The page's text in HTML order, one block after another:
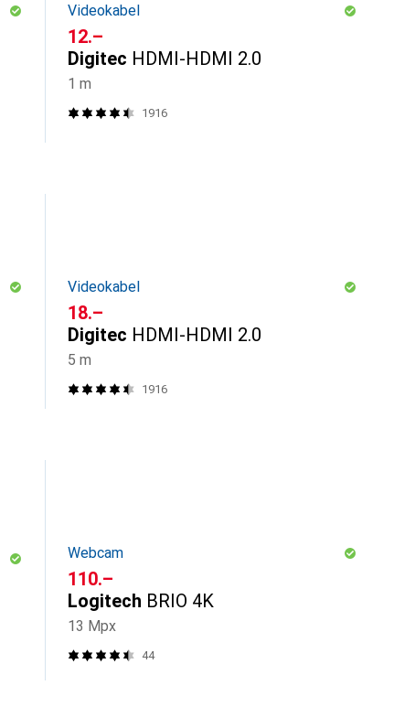
Videokabel
CHF
12.–
Digitec HDMI-HDMI 2.0
1 m
1916
Videokabel
CHF
18.–
Digitec HDMI-HDMI 2.0
5 m
1916
Webcam
CHF
110.–
Logitech BRIO 4K
13 Mpx
44